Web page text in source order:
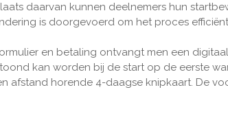
daarvan kunnen deelnemers hun
is doorgevoerd om het proces
en betaling ontvangt men een
kan worden bij de start op de eerste
afstand horende 4-daagse knipkaart. De